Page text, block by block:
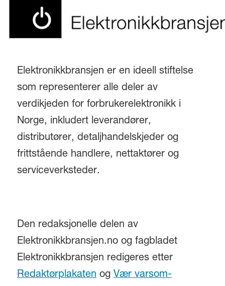
Elektronikkbransjen er en ideell stiftelse
som representerer alle deler av
verdikjeden for forbrukerelektronikk i
Norge, inkludert leverandører,
distributører, detaljhandelskjeder og
frittstående handlere, nettaktører og
serviceverksteder.
Den redaksjonelle delen av
Elektronikkbransjen.no og fagbladet
Elektronikkbransjen redigeres etter
Redaktørplakatenog Vær varsom-